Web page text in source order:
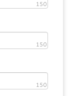
150
150
150